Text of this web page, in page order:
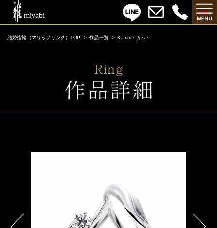
結婚指輪（マリッジリング）TOP 作品一覧 Kamm～カム～